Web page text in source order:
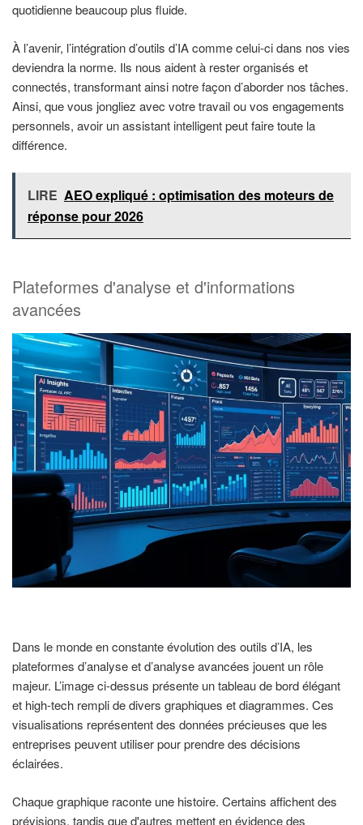
quotidienne beaucoup plus fluide.
À l’avenir, l’intégration d’outils d’IA comme celui-ci dans nos vies
deviendra la norme. Ils nous aident à rester organisés et
connectés, transformant ainsi notre façon d’aborder nos tâches.
Ainsi, que vous jongliez avec votre travail ou vos engagements
personnels, avoir un assistant intelligent peut faire toute la
différence.
LIRE AEO expliqué : optimisation des moteurs de
réponse pour 2026
Plateformes d'analyse et d'informations
avancées
Dans le monde en constante évolution des outils d’IA, les
plateformes d’analyse et d’analyse avancées jouent un rôle
majeur. L’image ci-dessus présente un tableau de bord élégant
et high-tech rempli de divers graphiques et diagrammes. Ces
visualisations représentent des données précieuses que les
entreprises peuvent utiliser pour prendre des décisions
éclairées.
Chaque graphique raconte une histoire. Certains affichent des
prévisions, tandis que d'autres mettent en évidence des